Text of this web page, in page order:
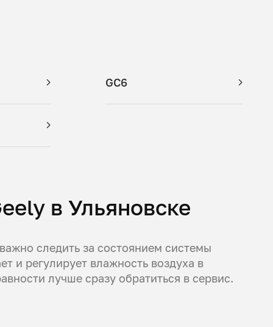
GC6
в Ульяновске
следить за состоянием системы
и регулирует влажность воздуха в
лучше сразу обратиться в сервис.